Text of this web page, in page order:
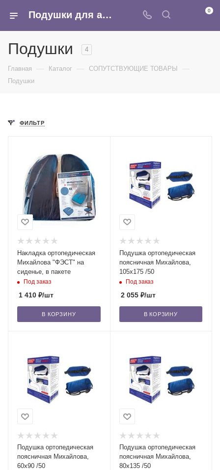
Подушки для авто - купить оптом в интернет-магазине Армина 0
Подушки 4
Главная — Каталог — СОПУТСТВУЮЩИЕ ТОВАРЫ —
Подушки
ФИЛЬТР
Накладка ортопедическая
Михайлова "ФЭСТ" на
сиденье, в пакете
Под заказ
1 410 ₽/шт
В КОРЗИНУ
Подушка ортопедическая
поясничная Михайлова,
105х175 /50
Под заказ
2 055₽/шт
В КОРЗИНУ
Подушка ортопедическая
поясничная Михайлова,
60х90 /50
Подушка ортопедическая
поясничная Михайлова,
80х135 /50